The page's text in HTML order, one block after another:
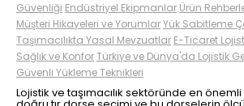
Güvenliği Endüstriyel Ekipmanlar Ürün
Müşteri Hikayeleri ve YorumlarYük Sabitleme
Taşımacılıkta Yasal Mevzuatlar E-Ticaret
Sağlık ve KonforTürkiye ve Dünya'da Lojistik
Güvenli Yükleme Teknikleri
Lojistik ve taşımacılık sektöründe en